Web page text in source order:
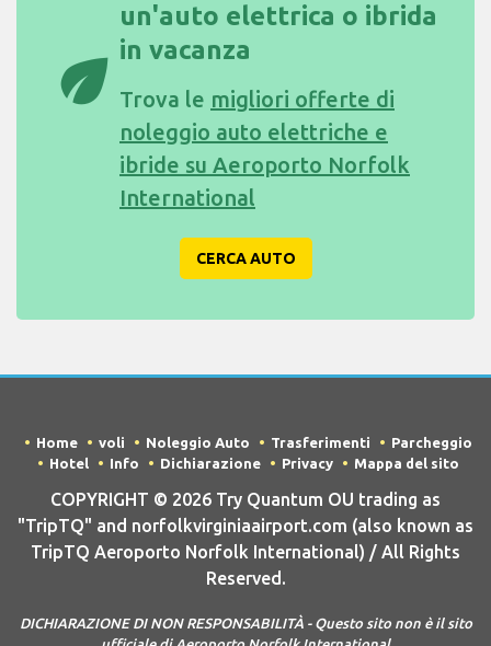
eco
un'auto elettrica o ibrida
in vacanza
Trova le migliori offerte di
noleggio auto elettriche e
ibride su Aeroporto Norfolk
International
CERCA AUTO
Home voli Noleggio Auto Trasferimenti
Parcheggio
Hotel
Info Dichiarazione Privacy Mappa del sito
COPYRIGHT © 2026 Try Quantum OU trading as
"TripTQ" and norfolkvirginiaairport.com (also known as
TripTQ Aeroporto Norfolk International) / All Rights
Reserved.
DICHIARAZIONE DI NON RESPONSABILITÀ - Questo sito non è il sito